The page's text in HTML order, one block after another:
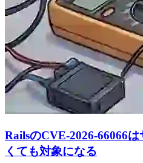
RailsのCVE-2026-66066
くても対象になる